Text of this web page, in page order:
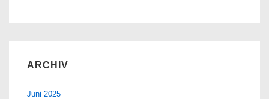
ARCHIV
Juni 2025